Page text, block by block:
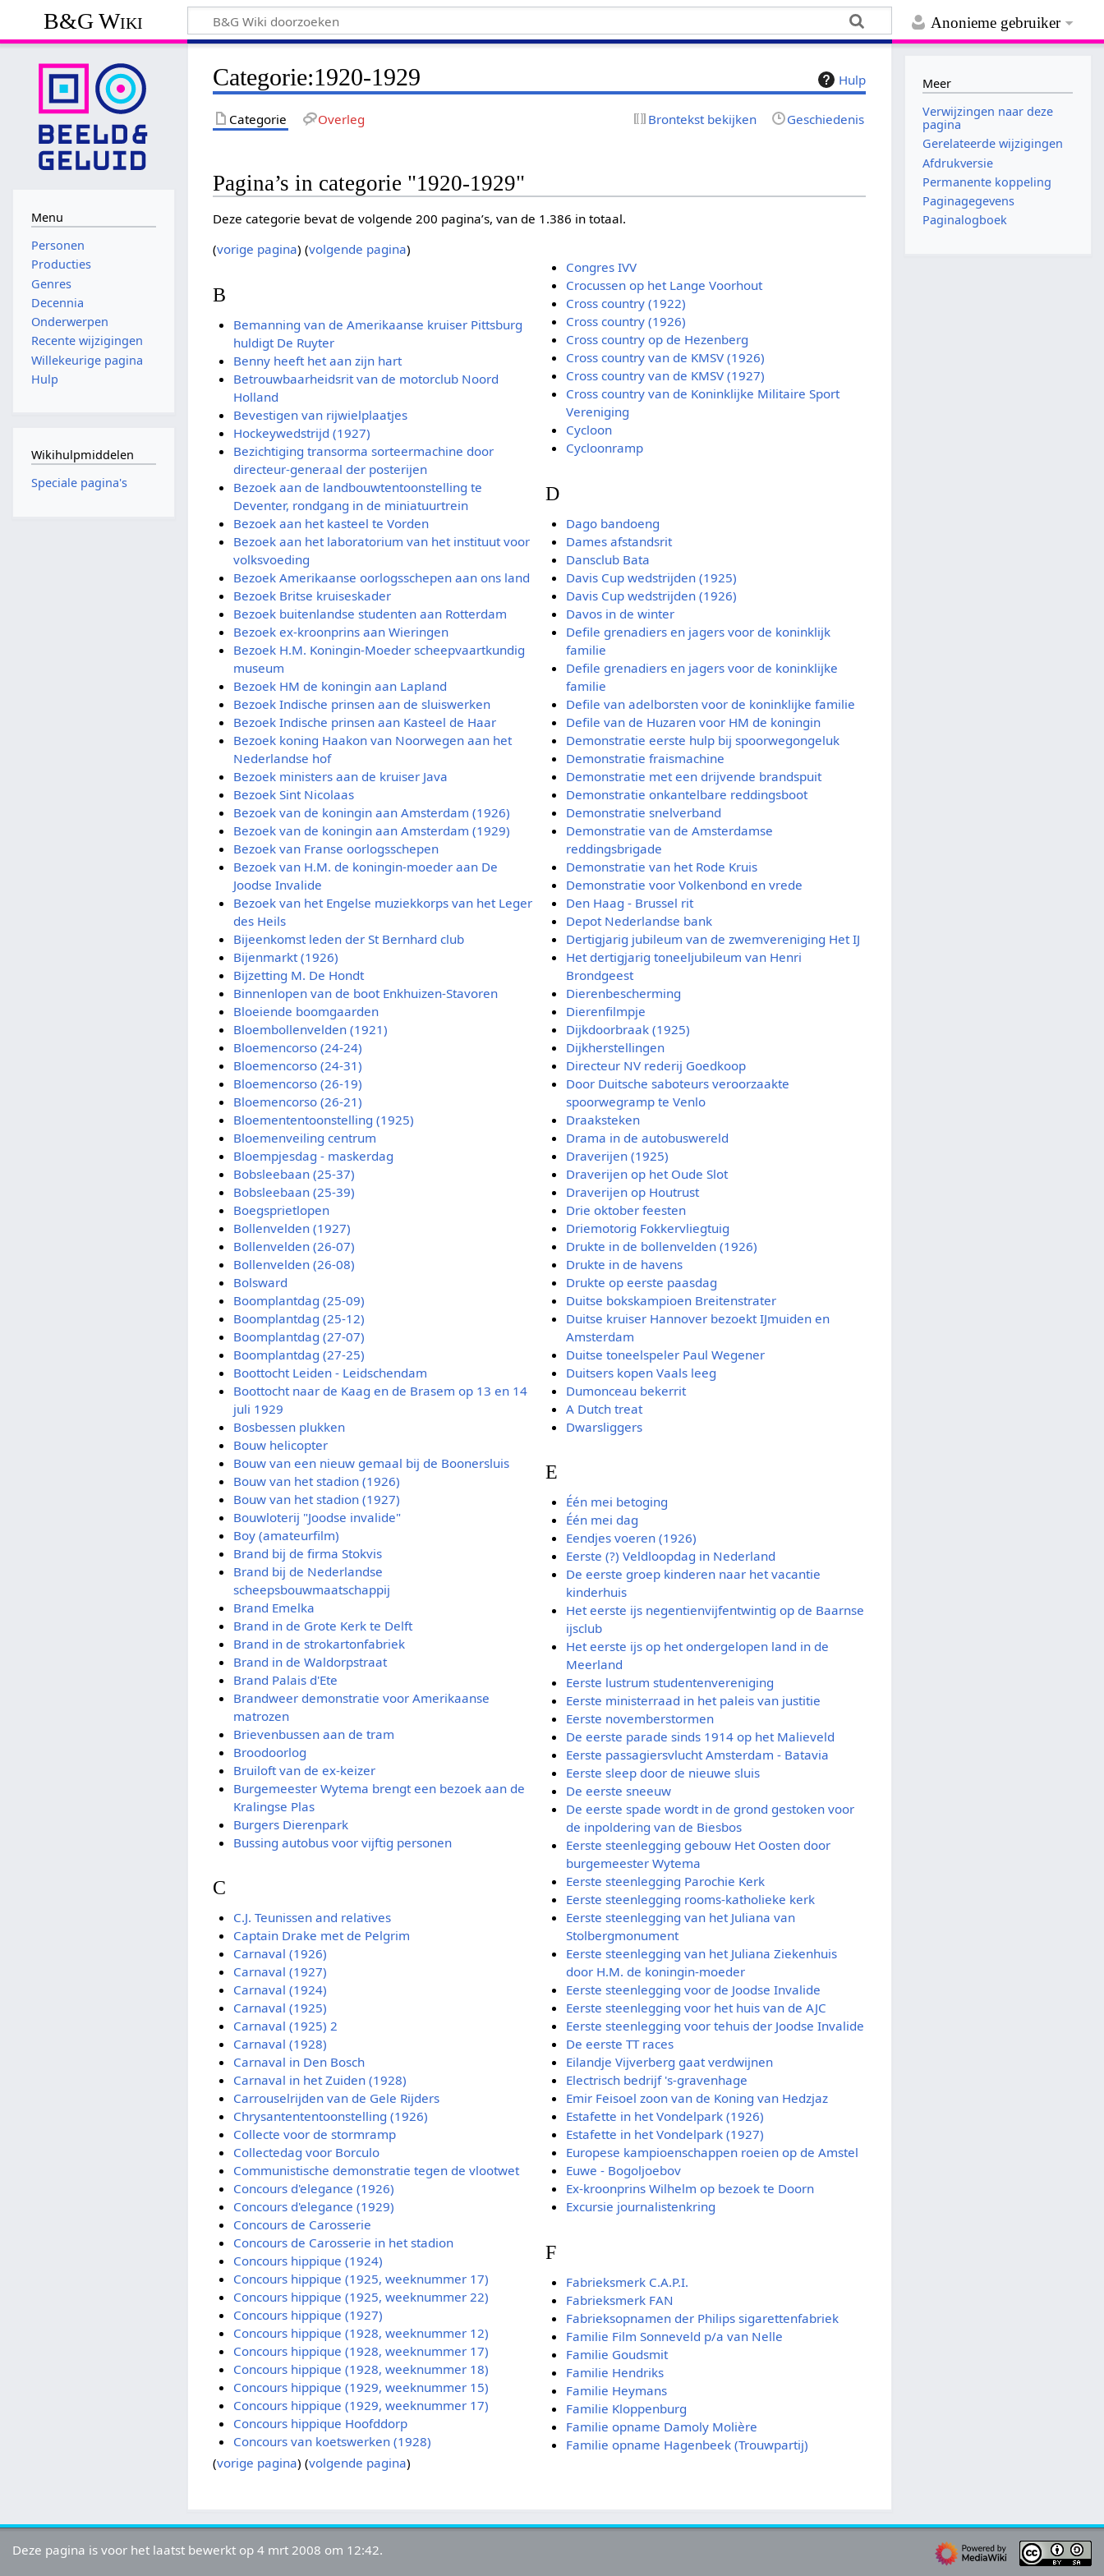
Anonieme gebruiker
B&G Wiki
Hulp
Categorie:1920-1929
Categorie Overleg Brontekst bekijken Geschiedenis
Pagina’s in categorie "1920-1929"
Deze categorie bevat de volgende 200 pagina’s, van de 1.386 in totaal.
(vorige pagina) (volgende pagina)
B
Bemanning van de Amerikaanse kruiser Pittsburg
huldigt De Ruyter
Benny heeft het aan zijn hart
Betrouwbaarheidsrit van de motorclub Noord
Holland
Bevestigen van rijwielplaatjes
Hockeywedstrijd (1927)
Bezichtiging transorma sorteermachine door
directeur-generaal der posterijen
Bezoek aan de landbouwtentoonstelling te
Deventer, rondgang in de miniatuurtrein
Bezoek aan het kasteel te Vorden
Bezoek aan het laboratorium van het instituut voor
volksvoeding
Bezoek Amerikaanse oorlogsschepen aan ons land
Bezoek Britse kruiseskader
Bezoek buitenlandse studenten aan Rotterdam
Bezoek ex-kroonprins aan Wieringen
Bezoek H.M. Koningin-Moeder scheepvaartkundig
museum
Bezoek HM de koningin aan Lapland
Bezoek Indische prinsen aan de sluiswerken
Bezoek Indische prinsen aan Kasteel de Haar
Bezoek koning Haakon van Noorwegen aan het
Nederlandse hof
Bezoek ministers aan de kruiser Java
Bezoek Sint Nicolaas
Bezoek van de koningin aan Amsterdam (1926)
Bezoek van de koningin aan Amsterdam (1929)
Bezoek van Franse oorlogsschepen
Bezoek van H.M. de koningin-moeder aan De
Joodse Invalide
Bezoek van het Engelse muziekkorps van het Leger
des Heils
Bijeenkomst leden der St Bernhard club
Bijenmarkt (1926)
Bijzetting M. De Hondt
Binnenlopen van de boot Enkhuizen-Stavoren
Bloeiende boomgaarden
Bloembollenvelden (1921)
Bloemencorso (24-24)
Bloemencorso (24-31)
Bloemencorso (26-19)
Bloemencorso (26-21)
Bloemententoonstelling (1925)
Bloemenveiling centrum
Bloempjesdag - maskerdag
Bobsleebaan (25-37)
Bobsleebaan (25-39)
Boegsprietlopen
Bollenvelden (1927)
Bollenvelden (26-07)
Bollenvelden (26-08)
Bolsward
Boomplantdag (25-09)
Boomplantdag (25-12)
Boomplantdag (27-07)
Boomplantdag (27-25)
Boottocht Leiden - Leidschendam
Boottocht naar de Kaag en de Brasem op 13 en 14
juli 1929
Bosbessen plukken
Bouw helicopter
Bouw van een nieuw gemaal bij de Boonersluis
Bouw van het stadion (1926)
Bouw van het stadion (1927)
Bouwloterij "Joodse invalide"
Boy (amateurfilm)
Brand bij de firma Stokvis
Brand bij de Nederlandse
scheepsbouwmaatschappij
Brand Emelka
Brand in de Grote Kerk te Delft
Brand in de strokartonfabriek
Brand in de Waldorpstraat
Brand Palais d'Ete
Brandweer demonstratie voor Amerikaanse
matrozen
Brievenbussen aan de tram
Broodoorlog
Bruiloft van de ex-keizer
Burgemeester Wytema brengt een bezoek aan de
Kralingse Plas
Burgers Dierenpark
Bussing autobus voor vijftig personen
C
C.J. Teunissen and relatives
Captain Drake met de Pelgrim
Carnaval (1926)
Carnaval (1927)
Carnaval (1924)
Carnaval (1925)
Carnaval (1925) 2
Carnaval (1928)
Carnaval in Den Bosch
Carnaval in het Zuiden (1928)
Carrouselrijden van de Gele Rijders
Chrysantententoonstelling (1926)
Collecte voor de stormramp
Collectedag voor Borculo
Communistische demonstratie tegen de vlootwet
Concours d'elegance (1926)
Concours d'elegance (1929)
Concours de Carosserie
Concours de Carosserie in het stadion
Concours hippique (1924)
Concours hippique (1925, weeknummer 17)
Concours hippique (1925, weeknummer 22)
Concours hippique (1927)
Concours hippique (1928, weeknummer 12)
Concours hippique (1928, weeknummer 17)
Concours hippique (1928, weeknummer 18)
Concours hippique (1929, weeknummer 15)
Concours hippique (1929, weeknummer 17)
Concours hippique Hoofddorp
Concours van koetswerken (1928)
Congres IVV
Crocussen op het Lange Voorhout
Cross country (1922)
Cross country (1926)
Cross country op de Hezenberg
Cross country van de KMSV (1926)
Cross country van de KMSV (1927)
Cross country van de Koninklijke Militaire Sport
Vereniging
Cycloon
Cycloonramp
D
Dago bandoeng
Dames afstandsrit
Dansclub Bata
Davis Cup wedstrijden (1925)
Davis Cup wedstrijden (1926)
Davos in de winter
Defile grenadiers en jagers voor de koninklijk
familie
Defile grenadiers en jagers voor de koninklijke
familie
Defile van adelborsten voor de koninklijke familie
Defile van de Huzaren voor HM de koningin
Demonstratie eerste hulp bij spoorwegongeluk
Demonstratie fraismachine
Demonstratie met een drijvende brandspuit
Demonstratie onkantelbare reddingsboot
Demonstratie snelverband
Demonstratie van de Amsterdamse
reddingsbrigade
Demonstratie van het Rode Kruis
Demonstratie voor Volkenbond en vrede
Den Haag - Brussel rit
Depot Nederlandse bank
Dertigjarig jubileum van de zwemvereniging Het IJ
Het dertigjarig toneeljubileum van Henri
Brondgeest
Dierenbescherming
Dierenfilmpje
Dijkdoorbraak (1925)
Dijkherstellingen
Directeur NV rederij Goedkoop
Door Duitsche saboteurs veroorzaakte
spoorwegramp te Venlo
Draaksteken
Drama in de autobuswereld
Draverijen (1925)
Draverijen op het Oude Slot
Draverijen op Houtrust
Drie oktober feesten
Driemotorig Fokkervliegtuig
Drukte in de bollenvelden (1926)
Drukte in de havens
Drukte op eerste paasdag
Duitse bokskampioen Breitenstrater
Duitse kruiser Hannover bezoekt IJmuiden en
Amsterdam
Duitse toneelspeler Paul Wegener
Duitsers kopen Vaals leeg
Dumonceau bekerrit
A Dutch treat
Dwarsliggers
E
Één mei betoging
Één mei dag
Eendjes voeren (1926)
Eerste (?) Veldloopdag in Nederland
De eerste groep kinderen naar het vacantie
kinderhuis
Het eerste ijs negentienvijfentwintig op de Baarnse
ijsclub
Het eerste ijs op het ondergelopen land in de
Meerland
Eerste lustrum studentenvereniging
Eerste ministerraad in het paleis van justitie
Eerste novemberstormen
De eerste parade sinds 1914 op het Malieveld
Eerste passagiersvlucht Amsterdam - Batavia
Eerste sleep door de nieuwe sluis
De eerste sneeuw
De eerste spade wordt in de grond gestoken voor
de inpoldering van de Biesbos
Eerste steenlegging gebouw Het Oosten door
burgemeester Wytema
Eerste steenlegging Parochie Kerk
Eerste steenlegging rooms-katholieke kerk
Eerste steenlegging van het Juliana van
Stolbergmonument
Eerste steenlegging van het Juliana Ziekenhuis
door H.M. de koningin-moeder
Eerste steenlegging voor de Joodse Invalide
Eerste steenlegging voor het huis van de AJC
Eerste steenlegging voor tehuis der Joodse Invalide
De eerste TT races
Eilandje Vijverberg gaat verdwijnen
Electrisch bedrijf 's-gravenhage
Emir Feisoel zoon van de Koning van Hedzjaz
Estafette in het Vondelpark (1926)
Estafette in het Vondelpark (1927)
Europese kampioenschappen roeien op de Amstel
Euwe - Bogoljoebov
Ex-kroonprins Wilhelm op bezoek te Doorn
Excursie journalistenkring
F
Fabrieksmerk C.A.P.I.
Fabrieksmerk FAN
Fabrieksopnamen der Philips sigarettenfabriek
Familie Film Sonneveld p/a van Nelle
Familie Goudsmit
Familie Hendriks
Familie Heymans
Familie Kloppenburg
Familie opname Damoly Molière
Familie opname Hagenbeek (Trouwpartij)
(vorige pagina) (volgende pagina)
Menu
Personen
Producties
Genres
Decennia
Onderwerpen
Recente wijzigingen
Willekeurige pagina
Hulp
Wikihulpmiddelen
Speciale pagina's
Meer
Verwijzingen naar deze
pagina
Gerelateerde wijzigingen
Afdrukversie
Permanente koppeling
Paginagegevens
Paginalogboek
Deze pagina is voor het laatst bewerkt op 4 mrt 2008 om 12:42.